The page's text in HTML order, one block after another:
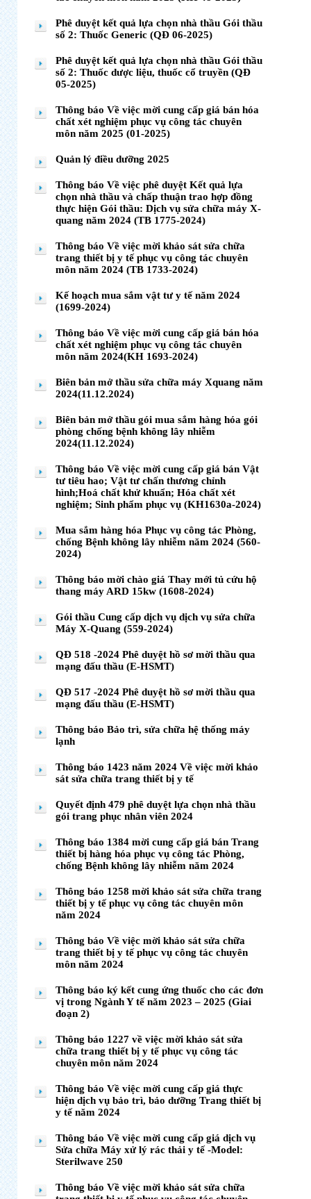
Phê duyệt kết quả lựa chọn nhà thầu Gói thầu
số 2: Thuốc Generic (QĐ 06-2025)
Phê duyệt kết quả lựa chọn nhà thầu Gói thầu
số 2: Thuốc dược liệu, thuốc cổ truyền (QĐ
05-2025)
Thông báo Về việc mời cung cấp giá bán hóa
chất xét nghiệm phục vụ công tác chuyên
môn năm 2025 (01-2025)
Quản lý điều dưỡng 2025
Thông báo Về việc phê duyệt Kết quả lựa
chọn nhà thầu và chấp thuận trao hợp đồng
thực hiện Gói thầu: Dịch vụ sửa chữa máy X-
quang năm 2024 (TB 1775-2024)
Thông báo Về việc mời khảo sát sửa chữa
trang thiết bị y tế phục vụ công tác chuyên
môn năm 2024 (TB 1733-2024)
Kế hoạch mua sắm vật tư y tế năm 2024
(1699-2024)
Thông báo Về việc mời cung cấp giá bán hóa
chất xét nghiệm phục vụ công tác chuyên
môn năm 2024(KH 1693-2024)
Biên bản mở thầu sửa chữa máy Xquang năm
2024(11.12.2024)
Biên bản mở thầu gói mua sắm hàng hóa gói
phòng chống bệnh không lây nhiễm
2024(11.12.2024)
Thông báo Về việc mời cung cấp giá bán Vật
tư tiêu hao; Vật tư chấn thương chỉnh
hình;Hoá chất khử khuẩn; Hóa chất xét
nghiệm; Sinh phẩm phục vụ (KH1630a-2024)
Mua sắm hàng hóa Phục vụ công tác Phòng,
chống Bệnh không lây nhiễm năm 2024 (560-
2024)
Thông báo mời chào giá Thay mới tủ cứu hộ
thang máy ARD 15kw (1608-2024)
Gói thầu Cung cấp dịch vụ dịch vụ sửa chữa
Máy X-Quang (559-2024)
QĐ 518 -2024 Phê duyệt hồ sơ mời thầu qua
mạng đấu thầu (E-HSMT)
QĐ 517 -2024 Phê duyệt hồ sơ mời thầu qua
mạng đấu thầu (E-HSMT)
Thông báo Bảo trì, sửa chữa hệ thống máy
lạnh
Thông báo 1423 năm 2024 Về việc mời khảo
sát sửa chữa trang thiết bị y tế
Quyết định 479 phê duyệt lựa chọn nhà thầu
gói trang phục nhân viên 2024
Thông báo 1384 mời cung cấp giá bán Trang
thiết bị hàng hóa phục vụ công tác Phòng,
chống Bệnh không lây nhiễm năm 2024
Thông báo 1258 mời khảo sát sửa chữa trang
thiết bị y tế phục vụ công tác chuyên môn
năm 2024
Thông báo Về việc mời khảo sát sửa chữa
trang thiết bị y tế phục vụ công tác chuyên
môn năm 2024
Thông báo ký kết cung ứng thuốc cho các đơn
vị trong Ngành Y tế năm 2023 – 2025 (Giai
đoạn 2)
Thông báo 1227 về việc mời khảo sát sửa
chữa trang thiết bị y tế phục vụ công tác
chuyên môn năm 2024
Thông báo Về việc mời cung cấp giá thực
hiện dịch vụ bảo trì, bảo dưỡng Trang thiết bị
y tế năm 2024
Thông báo Về việc mời cung cấp giá dịch vụ
Sửa chữa Máy xử lý rác thải y tế -Model:
Sterilwave 250
Thông báo Về việc mời khảo sát sửa chữa